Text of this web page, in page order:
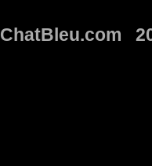
ChatBleu.com